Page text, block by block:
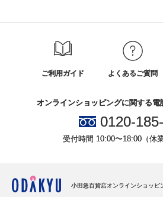
ご利用ガイド よくあるご質問
オンラインショッピングに関する電
0120-
受付時間 10:00〜18:00（休
小田急百貨店オンラインショッピ